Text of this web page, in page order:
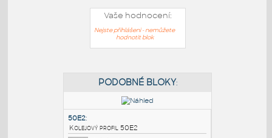
Vaše hodnocení:
Nejste přihlášeni - nemůžete
hodnotit blok